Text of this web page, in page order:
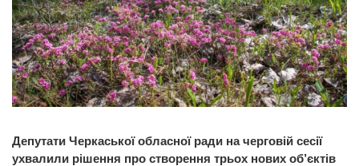
Депутати Черкаської обласної ради на черговій сесії
ухвалили рішення про створення трьох нових об’єктів